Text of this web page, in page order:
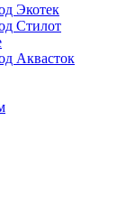
Экотек
Стилот
Аквасток